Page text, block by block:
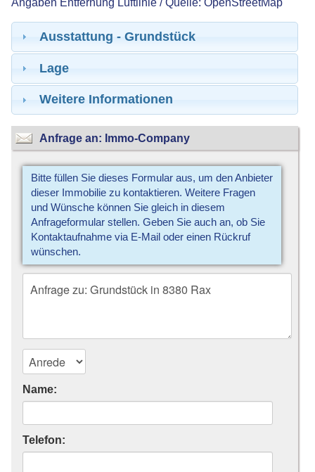
Ausstattung - Grundstück
Lage
Weitere Informationen
Anfrage an: Immo-Company
Bitte füllen Sie dieses Formular aus, um den Anbieter
dieser Immobilie zu kontaktieren. Weitere Fragen
und Wünsche können Sie gleich in diesem
Anfrageformular stellen. Geben Sie auch an, ob Sie
Kontaktaufnahme via E-Mail oder einen Rückruf
wünschen.
Name:
Telefon: